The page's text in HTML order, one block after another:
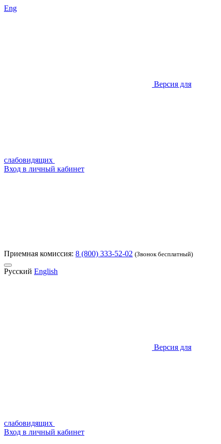
Eng
Версия для
слабовидящих
Вход в личный кабинет
Приемная комиссия: 8 (800) 333-52-02 (Звонок бесплатный)
Русский English
Версия для
слабовидящих
Вход в личный кабинет